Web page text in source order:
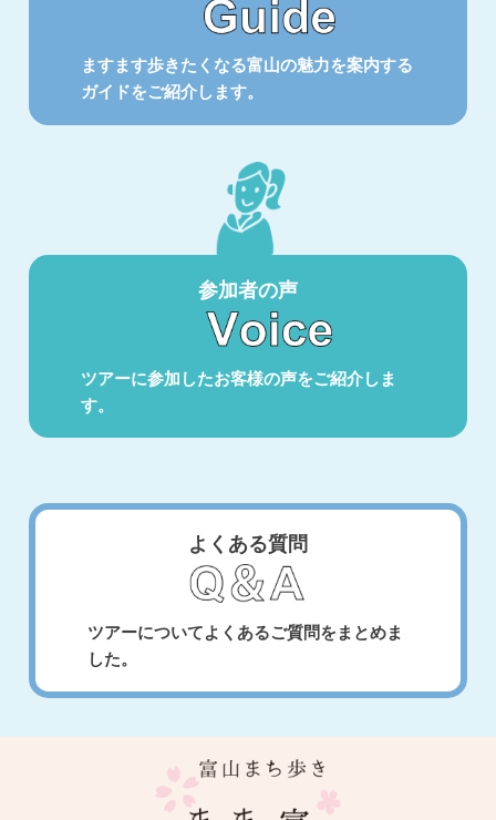
ますます歩きたくなる富山の魅力を案内する
ガイドをご紹介します。
参加者の声
ツアーに参加したお客様の声をご紹介しま
す。
よくある質問
ツアーについてよくあるご質問をまとめま
した。